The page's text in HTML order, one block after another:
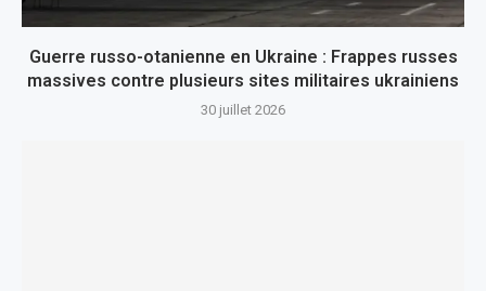
Guerre russo-otanienne en Ukraine : Frappes russes
massives contre plusieurs sites militaires ukrainiens
30 juillet 2026